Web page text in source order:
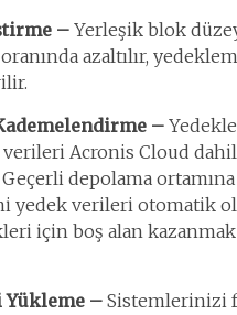
– Yerleşik blok
azaltılır,
–
Acronis Cloud
depolama
yedek verileri otomatik
için boş alan
Yükleme – Sistemlerinizi